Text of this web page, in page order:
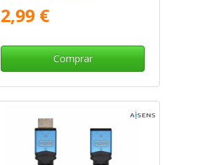
2,99 €
Comprar